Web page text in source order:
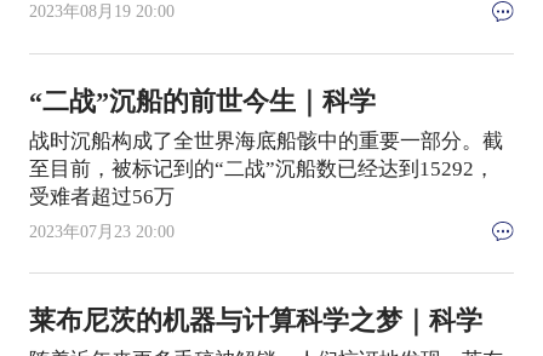
2023年08月19 20:00
“二战”沉船的前世今生｜科学
战时沉船构成了全世界海底船骸中的重要一部分。截
至目前，被标记到的“二战”沉船数已经达到15292，
受难者超过56万
2023年07月23 20:00
莱布尼茨的机器与计算科学之梦｜科学